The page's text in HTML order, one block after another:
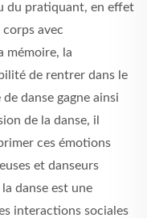
du pratiquant, en effet
avec
mémoire, la
de rentrer dans le
danse gagne ainsi
de la danse, il
ces émotions
et danseurs
danse est une
interactions sociales